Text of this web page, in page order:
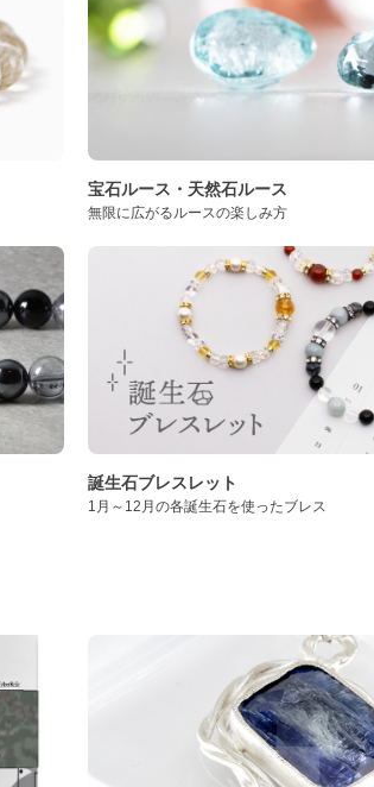
宝石ルース・天然石ルース
無限に広がるルースの楽しみ方
誕生石ブレスレット
1月～12月の各誕生石を使ったブレス